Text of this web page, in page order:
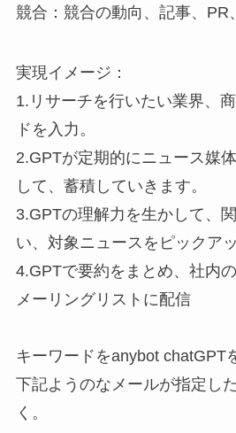
競合：競合の動向、記事、PR
実現イメージ：
1.リサーチを行いたい業界、
ドを入力。
2.GPTが定期的にニュース媒
して、蓄積していきます。
3.GPTの理解力を生かして、
い、対象ニュースをピックア
4.GPTで要約をまとめ、社内
メーリングリストに配信
キーワードをanybot chatGPT
下記ようのなメールが指定し
く。